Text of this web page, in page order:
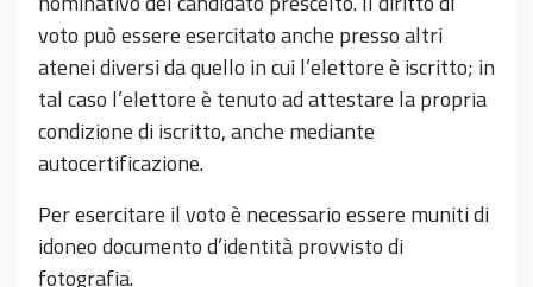
voto può essere esercitato anche presso altri
atenei diversi da quello in cui l’elettore è iscritto; in
tal caso l’elettore è tenuto ad attestare la propria
condizione di iscritto, anche mediante
autocertificazione.
Per esercitare il voto è necessario essere muniti di
idoneo documento d’identità provvisto di
fotografia.